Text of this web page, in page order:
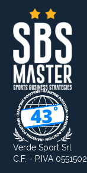
Verde Sport Srl
C.F. - P.IVA